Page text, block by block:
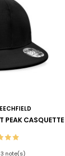
PEAK CASQUETTE
3 note(s)